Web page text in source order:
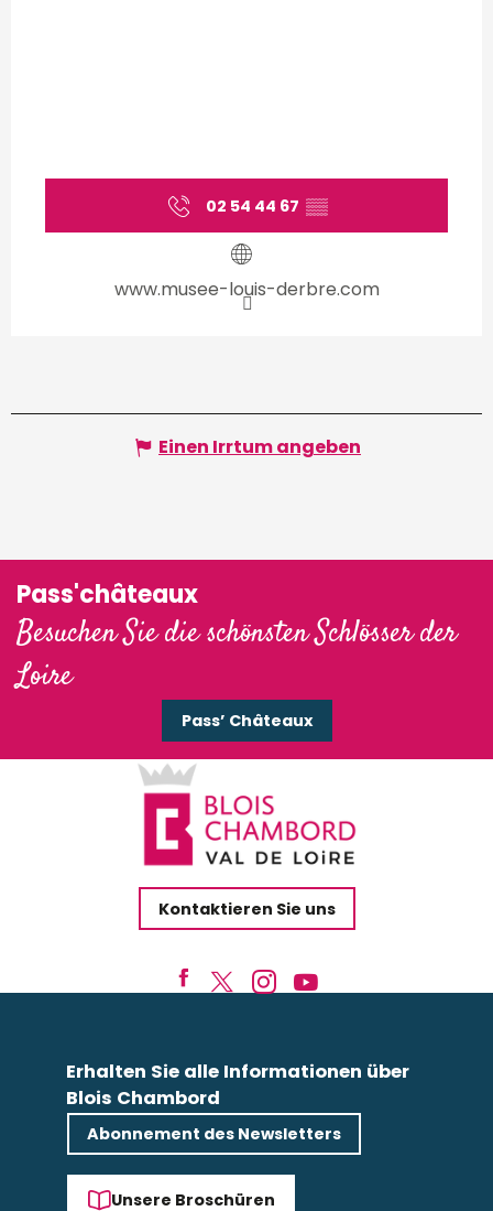
02 54 44 67 ▒▒
www.musee-louis-derbre.com
Einen Irrtum angeben
Pass'châteaux
Besuchen Sie die schönsten Schlösser der
Loire
Pass’ Châteaux
Kontaktieren Sie uns
Erhalten Sie alle Informationen über
Blois Chambord
Abonnement des Newsletters
Unsere Broschüren